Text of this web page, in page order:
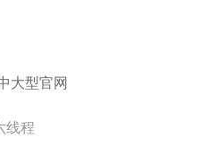
大型官网
线程